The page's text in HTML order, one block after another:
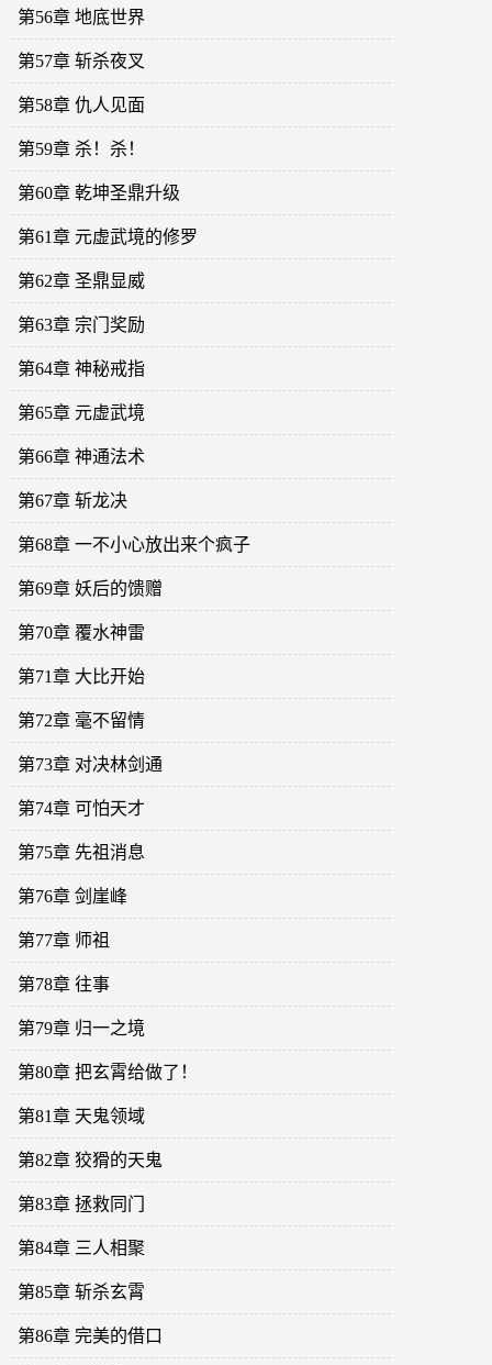
第56章 地底世界
第57章 斩杀夜叉
第58章 仇人见面
第59章 杀！杀！
第60章 乾坤圣鼎升级
第61章 元虚武境的修罗
第62章 圣鼎显威
第63章 宗门奖励
第64章 神秘戒指
第65章 元虚武境
第66章 神通法术
第67章 斩龙决
第68章 一不小心放出来个疯子
第69章 妖后的馈赠
第70章 覆水神雷
第71章 大比开始
第72章 毫不留情
第73章 对决林剑通
第74章 可怕天才
第75章 先祖消息
第76章 剑崖峰
第77章 师祖
第78章 往事
第79章 归一之境
第80章 把玄霄给做了！
第81章 天鬼领域
第82章 狡猾的天鬼
第83章 拯救同门
第84章 三人相聚
第85章 斩杀玄霄
第86章 完美的借口